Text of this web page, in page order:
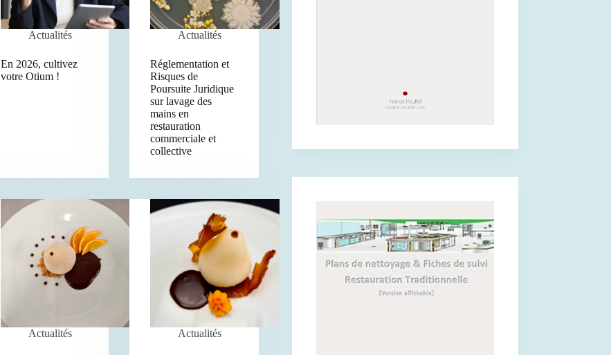
Actualités
En 2026, cultivez
votre Otium !
Actualités
Réglementation et
Risques de
Poursuite Juridique
sur lavage des
mains en
restauration
commerciale et
collective
Actualités Actualités